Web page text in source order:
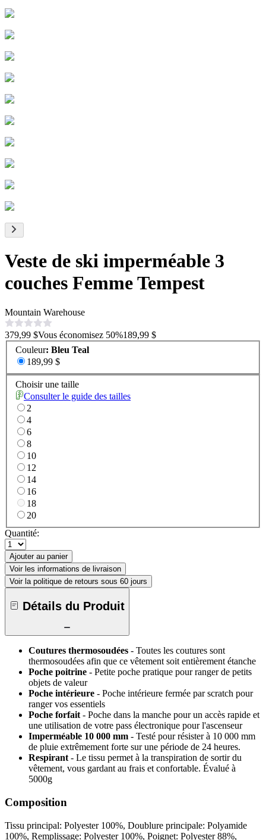
Veste de ski imperméable 3
couches Femme Tempest
Mountain Warehouse
379,99 $Vous économisez 50%189,99 $
Couleur: Bleu Teal
189,99 $
Choisir une taille
Consulter le guide des tailles
2
4
6
8
10
12
14
16
18
20
Quantité:
Ajouter au panier
Voir les informations de livraison
Voir la politique de retours sous 60 jours
Détails du Produit
Coutures thermosoudées - Toutes les coutures sont
thermosoudées afin que ce vêtement soit entièrement étanche
Poche poitrine - Petite poche pratique pour ranger de petits
objets de valeur
Poche intérieure - Poche intérieure fermée par scratch pour
ranger vos essentiels
Poche forfait - Poche dans la manche pour un accès rapide et
une utilisation de votre pass électronique pour l'ascenseur
Imperméable 10 000 mm - Testé pour résister à 10 000 mm
de pluie extrêmement forte sur une période de 24 heures.
Respirant - Le tissu permet à la transpiration de sortir du
vêtement, vous gardant au frais et confortable. Évalué à
5000g
Composition
Tissu principal: Polyester 100%, Doublure principale: Polyamide
100%, Remplissage: Polyester 100%, Poignet: Polyester 88%,